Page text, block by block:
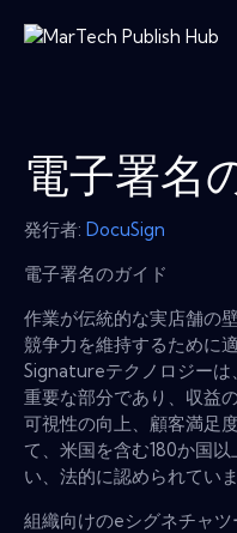
電子署名
発行者: DocuSign
電子署名のガイド
作業が伝統的な実店舗の
競争力を維持するために
Signatureテクノロジーは
重要な部分であり、収益
可視性の向上、顧客満足
て、米国を含む180か国
い、法的に認められていま
組織向けのeシグネチャツ